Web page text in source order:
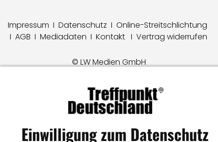
Impressum I Datenschutz I Online-Streitschlichtung
I AGB I Mediadaten I Kontakt I Vertrag widerrufen
© LW Medien GmbH
Einwilligung zum Datenschutz